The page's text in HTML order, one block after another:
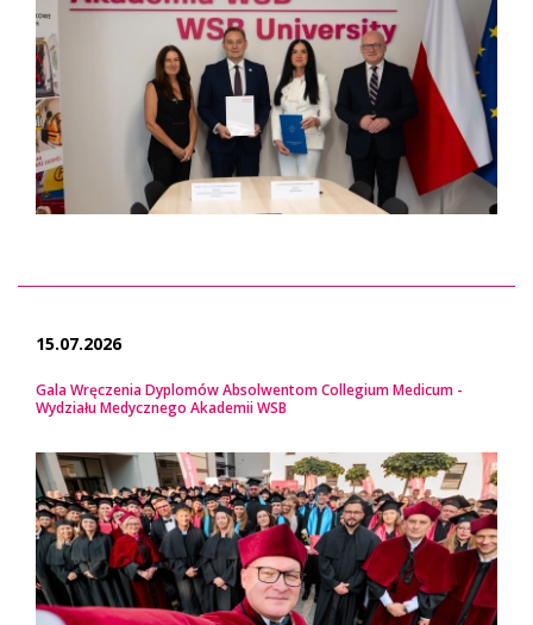
15.07.2026
Gala Wręczenia Dyplomów Absolwentom Collegium Medicum -
Wydziału Medycznego Akademii WSB